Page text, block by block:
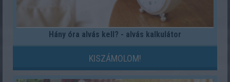
Hány óra alvás kell? - alvás kalkulátor
KISZÁMOLOM!